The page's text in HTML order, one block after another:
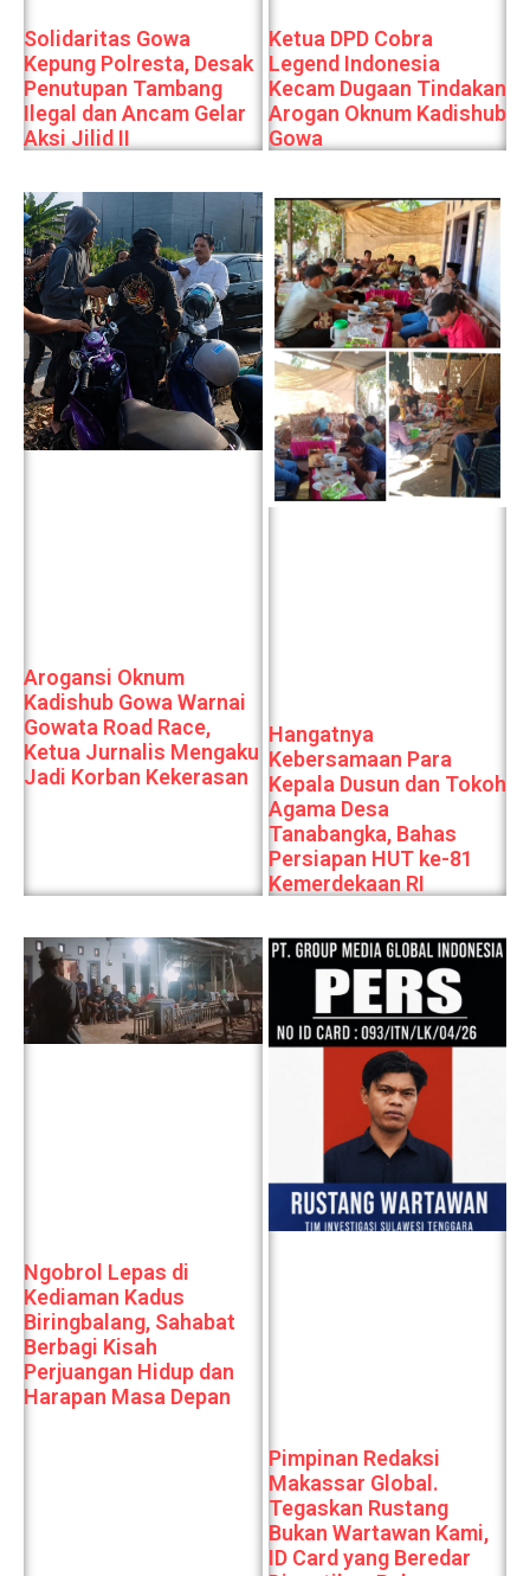
Solidaritas Gowa
Kepung Polresta, Desak
Penutupan Tambang
Ilegal dan Ancam Gelar
Aksi Jilid II
Ketua DPD Cobra
Legend Indonesia
Kecam Dugaan Tindakan
Arogan Oknum Kadishub
Gowa
Arogansi Oknum
Kadishub Gowa Warnai
Gowata Road Race,
Ketua Jurnalis Mengaku
Jadi Korban Kekerasan
Hangatnya
Kebersamaan Para
Kepala Dusun dan Tokoh
Agama Desa
Tanabangka, Bahas
Persiapan HUT ke-81
Kemerdekaan RI
Ngobrol Lepas di
Kediaman Kadus
Biringbalang, Sahabat
Berbagi Kisah
Perjuangan Hidup dan
Harapan Masa Depan
Pimpinan Redaksi
Makassar Global.
Tegaskan Rustang
Bukan Wartawan Kami,
ID Card yang Beredar